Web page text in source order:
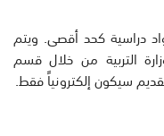
دراسية كحد أقصى. ويتم
التربية من خلال قسم
سيكون إلكترونياً فقط.